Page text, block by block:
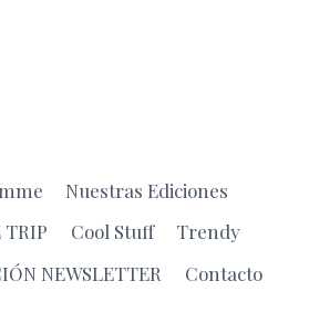
Nuestras Ediciones
TRIP
Cool Stuff
Trendy
NEWSLETTER
Contacto